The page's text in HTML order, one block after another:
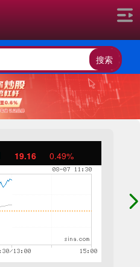
搜索
19.16 0.49%